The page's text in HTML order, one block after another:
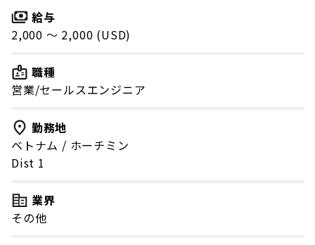
給与
2,000 〜 2,000 (USD)
職種
営業/セールスエンジニア
勤務地
ベトナム / ホーチミン
Dist 1
業界
その他